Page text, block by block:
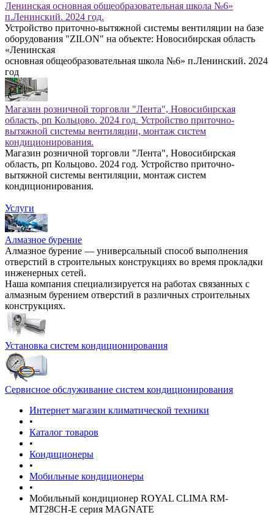
Ленинская основная общеобразовательная школа №6»
п.Ленинский. 2024 год.
Устройство приточно-вытяжной системы вентиляции на базе
оборудования "ZILON" на объекте: Новосибирская область
«Ленинская
основная общеобразовательная школа №6» п.Ленинский. 2024
год
Магазин розничной торговли "Лента", Новосибирская
область, рп Кольцово. 2024 год. Устройство приточно-
вытяжной системы вентиляции, монтаж систем
кондиционирования.
Магазин розничной торговли "Лента", Новосибирская
область, рп Кольцово. 2024 год. Устройство приточно-
вытяжной системы вентиляции, монтаж систем
кондиционирования.
Услуги
Алмазное бурение
Алмазное бурение — универсальный способ выполнения
отверстий в строительных конструкциях во время прокладки
инженерных сетей.
Наша компания специализируется на работах связанных с
алмазным бурением отверстий в различных строительных
конструкциях.
Установка систем кондиционирования
Сервисное обслуживание систем кондиционирования
Интернет магазин климатической техники
•
Каталог товаров
•
Кондиционеры
•
Мобильные кондиционеры
•
Мобильный кондиционер ROYAL CLIMA RM-
MT28CH-E серия MAGNATE